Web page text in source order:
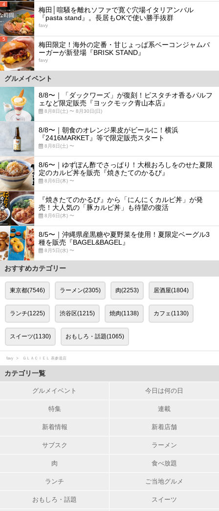
4
梅田│喧騒を離れソファで寛ぐ穴場イタリアンバル
『pasta stand』。長居もOKで使い勝手抜群
favy
5
梅田限定！海外の定番・甘じょっぱ系ベーコンジャムバ
ーガーが新登場『BRISK STAND』
favy
グルメイベント
8/8〜｜「ダックワーズ」が復刻！ピスタチオ香るパルフ
ェなど限定販売『ヨックモック青山本店』
8月8日(土) 〜 8月30日(日)
8/8〜｜朝食のオレンジ果皮がビールに！横浜
『2416MARKET』等で限定販売スタート
8月8日(土) 〜
8/6〜｜ゆずぽん酢でさっぱり！大根おろしをのせた夏限
定のカルビ丼を販売『焼きたてのかるび』
8月6日(木) 〜
『焼きたてのかるび』から「にんにくカルビ丼」が発
売！大人気の「豚カルビ丼」も待望の復活
8月6日(木) 〜
8/5〜｜沖縄県産黒糖や夏野菜を使用！夏限定ベーグル3
種を販売『BAGEL&BAGEL』
8月5日(水) 〜
おすすめカテゴリー
東京都(7546) ラーメン(2305) 肉(2253) 居酒屋(1804)
ランチ(1225) 渋谷区(1215) 焼肉(1138) カフェ(1130)
スイーツ(1130) おもしろ・話題(1065)
favy ＧＬＡＣＩＥＬ 表参道店
カテゴリ一覧
グルメイベント 今日は何の日
特集 連載
新着情報 新着店舗
サブスク ラーメン
肉 食べ放題
ランチ ご当地グルメ
おもしろ・話題 スイーツ